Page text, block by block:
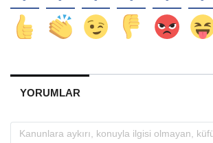
YORUMLAR